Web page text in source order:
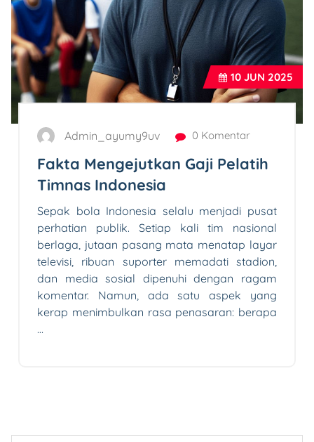
10 JUN 2025
Admin_ayumy9uv 0 Komentar
Fakta Mengejutkan Gaji Pelatih
Timnas Indonesia
Sepak bola Indonesia selalu menjadi pusat
perhatian publik. Setiap kali tim nasional
berlaga, jutaan pasang mata menatap layar
televisi, ribuan suporter memadati stadion,
dan media sosial dipenuhi dengan ragam
komentar. Namun, ada satu aspek yang
kerap menimbulkan rasa penasaran: berapa
…